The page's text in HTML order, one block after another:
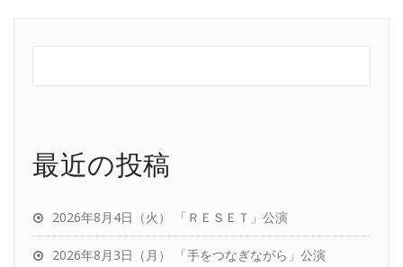
最近の投稿
2026年8月4日（火） 「ＲＥＳＥＴ」公演
2026年8月3日（月） 「手をつなぎながら」公演